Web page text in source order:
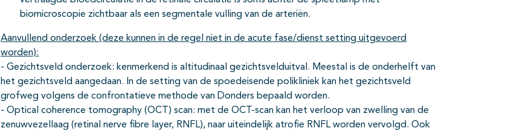
biomicroscopie zichtbaar als een segmentale vulling van de arteriën.
Aanvullend onderzoek (deze kunnen in de regel niet in de acute fase/dienst setting uitgevoerd
worden):
- Gezichtsveld onderzoek: kenmerkend is altitudinaal gezichtsvelduitval. Meestal is de onderhelft van
het gezichtsveld aangedaan. In de setting van de spoedeisende polikliniek kan het gezichtsveld
grofweg volgens de confrontatieve methode van Donders bepaald worden.
- Optical coherence tomography (OCT) scan: met de OCT-scan kan het verloop van zwelling van de
zenuwvezellaag (retinal nerve fibre layer, RNFL), naar uiteindelijk atrofie RNFL worden vervolgd. Ook